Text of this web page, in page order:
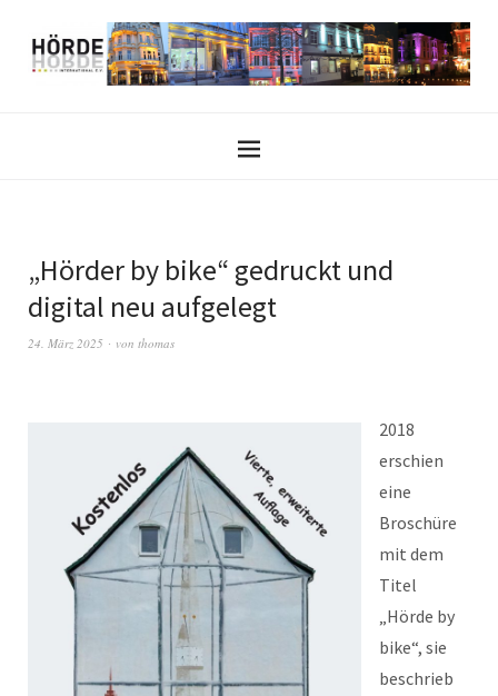
„Hörder by bike“ gedruckt und
digital neu aufgelegt
24. März 2025 von thomas
2018
erschien
eine
Broschüre
mit dem
Titel
„Hörde by
bike“, sie
beschrieb